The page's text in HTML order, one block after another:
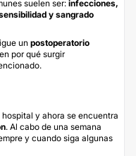
suelen ser: infecciones,
y sangrado
un postoperatorio
por qué surgir
y ahora se encuentra
. Al cabo de una semana
y cuando siga algunas